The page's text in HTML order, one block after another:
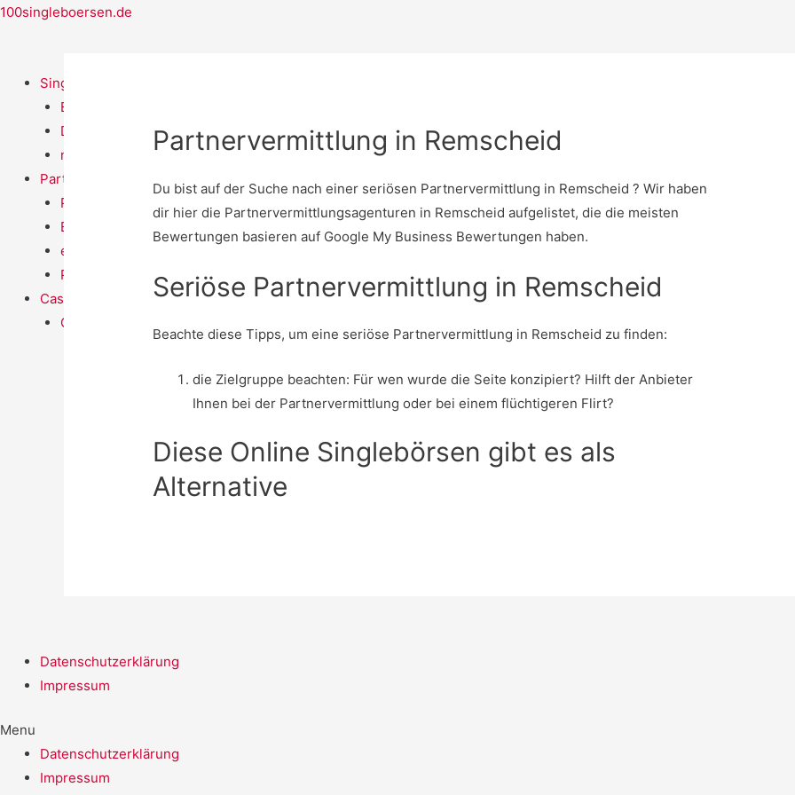
100singleboersen.de
Singlebörsen
Bildkontakte
Dating Cafe
neu.de
Partnervermittlung
Parship
ElitePartner
eDarling
Partner.de
Casual Dating
C-Date
Partnervermittlung in Remscheid
Du bist auf der Suche nach einer seriösen Partnervermittlung in Remscheid ? Wir haben
dir hier die Partnervermittlungsagenturen in Remscheid aufgelistet, die die meisten
Bewertungen basieren auf Google My Business Bewertungen haben.
Seriöse Partnervermittlung in Remscheid
Beachte diese Tipps, um eine seriöse Partnervermittlung in Remscheid zu finden:
die Zielgruppe beachten: Für wen wurde die Seite konzipiert? Hilft der Anbieter
Ihnen bei der Partnervermittlung oder bei einem flüchtigeren Flirt?
Diese Online Singlebörsen gibt es als
Alternative
Datenschutzerklärung
Impressum
Menu
Datenschutzerklärung
Impressum